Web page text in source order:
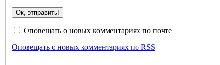
Оповещать о новых комментариях по почте
Оповещать о новых комментариях по RSS